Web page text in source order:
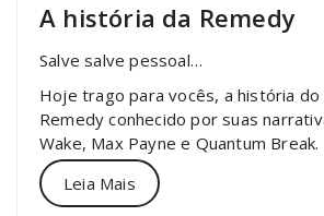
A história da Remedy
Salve salve pessoal…
Hoje trago para vocês, a história
Remedy conhecido por suas
Wake, Max Payne e Quantum Break.
Leia Mais